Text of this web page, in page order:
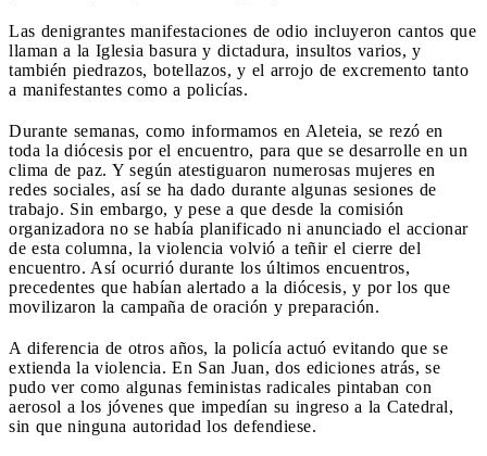
Las denigrantes manifestaciones de odio incluyeron cantos que
llaman a la Iglesia basura y dictadura, insultos varios, y
también piedrazos, botellazos, y el arrojo de excremento tanto
a manifestantes como a policías.
Durante semanas, como informamos en Aleteia, se rezó en
toda la diócesis por el encuentro, para que se desarrolle en un
clima de paz. Y según atestiguaron numerosas mujeres en
redes sociales, así se ha dado durante algunas sesiones de
trabajo. Sin embargo, y pese a que desde la comisión
organizadora no se había planificado ni anunciado el accionar
de esta columna, la violencia volvió a teñir el cierre del
encuentro. Así ocurrió durante los últimos encuentros,
precedentes que habían alertado a la diócesis, y por los que
movilizaron la campaña de oración y preparación.
A diferencia de otros años, la policía actuó evitando que se
extienda la violencia. En San Juan, dos ediciones atrás, se
pudo ver como algunas feministas radicales pintaban con
aerosol a los jóvenes que impedían su ingreso a la Catedral,
sin que ninguna autoridad los defendiese.